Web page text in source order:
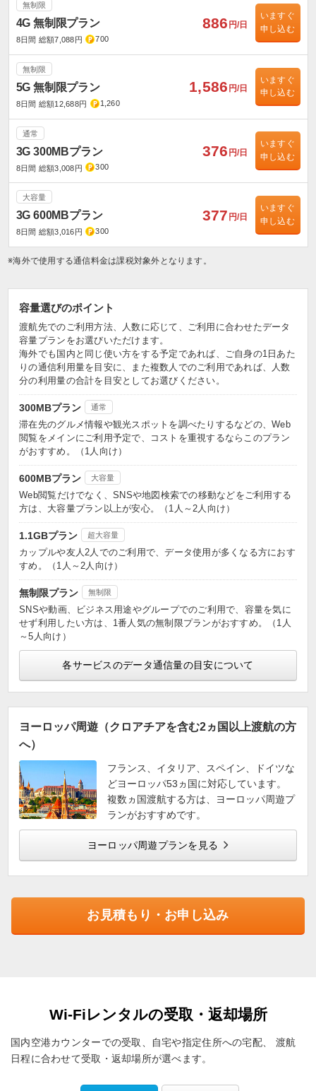
無制限
4G 無制限プラン
8日間 総額7,088円 700
886 円/日
いますぐ
申し込む
無制限
5G 無制限プラン
8日間 総額12,688円 1,260
1,586 円/日
いますぐ
申し込む
通常
3G 300MBプラン
8日間 総額3,008円 300
376 円/日
いますぐ
申し込む
大容量
3G 600MBプラン
8日間 総額3,016円 300
377 円/日
いますぐ
申し込む
※海外で使用する通信料金は課税対象外となります。
容量選びのポイント
渡航先でのご利用方法、人数に応じて、ご利用に合わせたデータ
容量プランをお選びいただけます。
海外でも国内と同じ使い方をする予定であれば、ご自身の1日あた
りの通信利用量を目安に、また複数人でのご利用であれば、人数
分の利用量の合計を目安としてお選びください。
300MBプラン 通常
滞在先のグルメ情報や観光スポットを調べたりするなどの、Web
閲覧をメインにご利用予定で、コストを重視するならこのプラン
がおすすめ。（1人向け）
600MBプラン 大容量
Web閲覧だけでなく、SNSや地図検索での移動などをご利用する
方は、大容量プラン以上が安心。（1人～2人向け）
1.1GBプラン 超大容量
カップルや友人2人でのご利用で、データ使用が多くなる方におす
すめ。（1人～2人向け）
無制限プラン 無制限
SNSや動画、ビジネス用途やグループでのご利用で、容量を気に
せず利用したい方は、1番人気の無制限プランがおすすめ。（1人
～5人向け）
各サービスのデータ通信量の目安について
ヨーロッパ周遊（クロアチアを含む2ヵ国以上渡航の方
へ）
フランス、イタリア、スペイン、ドイツな
どヨーロッパ53ヵ国に対応しています。
複数ヵ国渡航する方は、ヨーロッパ周遊プ
ランがおすすめです。
ヨーロッパ周遊プランを見る
お見積もり・お申し込み
Wi-Fiレンタルの受取・返却場所
国内空港カウンターでの受取、自宅や指定住所への宅配、
渡航
日程に合わせて受取・返却場所が選べます。